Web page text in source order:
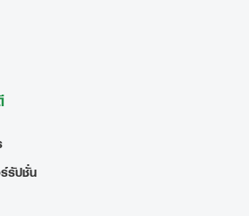
รัปชั่น